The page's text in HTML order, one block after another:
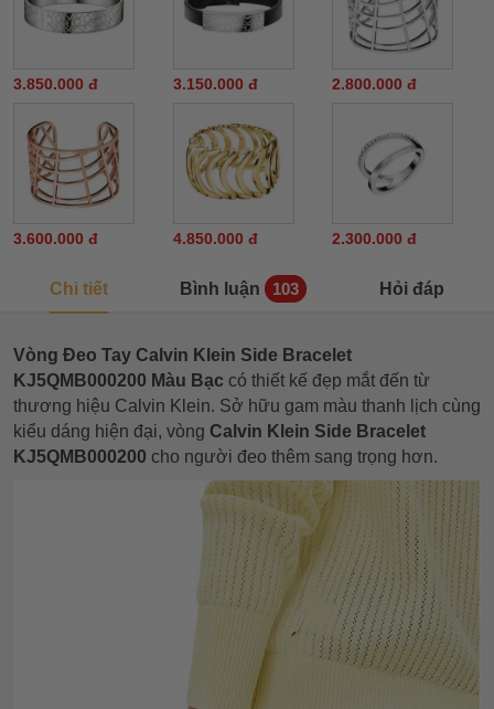
3.850.000 đ 3.150.000 đ 2.800.000 đ
3.600.000 đ 4.850.000 đ 2.300.000 đ
Chi tiết Bình luận 103 Hỏi đáp
Vòng Đeo Tay Calvin Klein Side Bracelet
KJ5QMB000200 Màu Bạc có thiết kế đẹp mắt đến từ
thương hiệu Calvin Klein. Sở hữu gam màu thanh lịch cùng
kiểu dáng hiện đại, vòng Calvin Klein Side Bracelet
KJ5QMB000200 cho người đeo thêm sang trọng hơn.